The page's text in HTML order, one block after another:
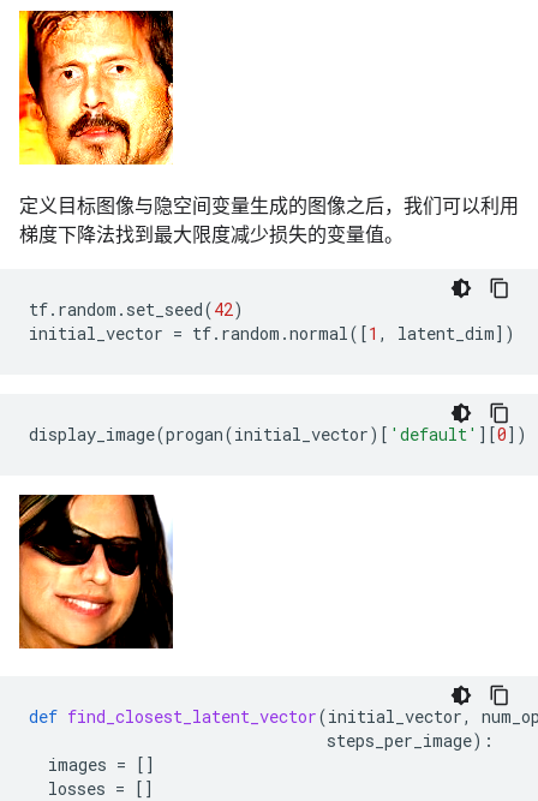
定义目标图像与隐空间变量生成的图像之后，我们可以利用
梯度下降法找到最大限度减少损失的变量值。
tf. random . set_seed(42)
initial_vector = tf. random .normal([1 , latent_dim])
display_image(progan(initial_vector)[ 'default' ][0])
def find_closest_latent_vector(initial_vector,
steps_per_image):
images = []
losses = []